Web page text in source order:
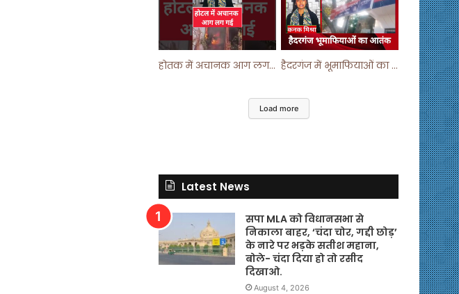
होतक में अचानक आग लगने से मचा हड़कंप ! #shortsfeed #shorts #viralshorts हैदरगंज में भूमाफियाओं का आतंक ! #upnews #viral #viralvideo
Load more
Latest News
सपा MLA को विधानसभा से
निकाला बाहर, ‘चंदा चोर, गद्दी छोड़’
के नारे पर भड़के सतीश महाना,
बोले- चंदा दिया हो तो रसीद
दिखाओ.
August 4, 2026